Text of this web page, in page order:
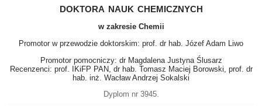
doktora nauk chemicznych
w zakresie Chemii
Promotor w przewodzie doktorskim: prof. dr hab. Józef Adam Liwo
Promotor pomocniczy: dr Magdalena Justyna Ślusarz
Recenzenci: prof. IKiFP PAN, dr hab. Tomasz Maciej Borowski, prof. dr
hab. inż. Wacław Andrzej Sokalski
Dyplom nr 3945.